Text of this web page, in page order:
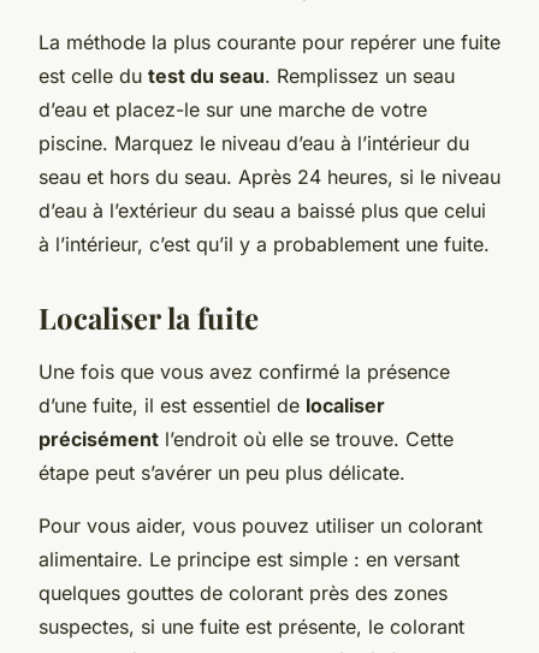
La méthode la plus courante pour repérer une fuite
est celle du test du seau. Remplissez un seau
d’eau et placez-le sur une marche de votre
piscine. Marquez le niveau d’eau à l’intérieur du
seau et hors du seau. Après 24 heures, si le niveau
d’eau à l’extérieur du seau a baissé plus que celui
à l’intérieur, c’est qu’il y a probablement une fuite.
Localiser la fuite
Une fois que vous avez confirmé la présence
d’une fuite, il est essentiel de localiser
précisément l’endroit où elle se trouve. Cette
étape peut s’avérer un peu plus délicate.
Pour vous aider, vous pouvez utiliser un colorant
alimentaire. Le principe est simple : en versant
quelques gouttes de colorant près des zones
suspectes, si une fuite est présente, le colorant